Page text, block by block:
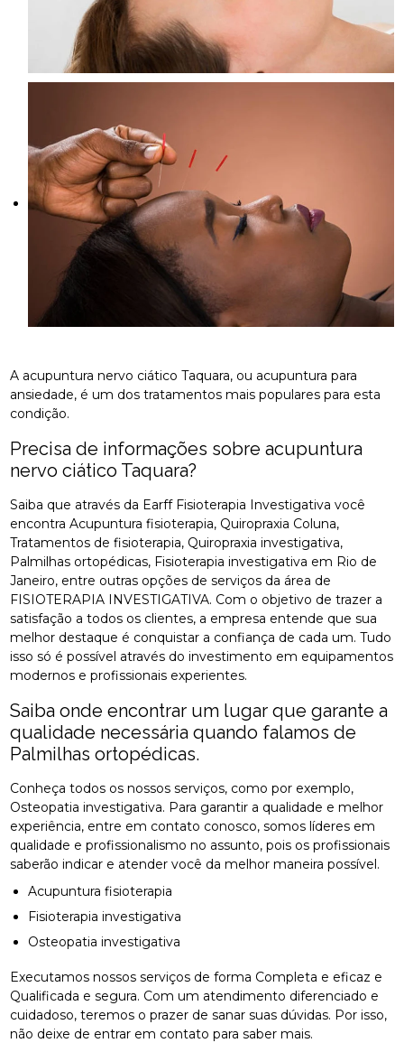
A acupuntura nervo ciático Taquara, ou acupuntura para
ansiedade, é um dos tratamentos mais populares para esta
condição.
Precisa de informações sobre acupuntura
nervo ciático Taquara?
Saiba que através da Earff Fisioterapia Investigativa você
encontra Acupuntura fisioterapia, Quiropraxia Coluna,
Tratamentos de fisioterapia, Quiropraxia investigativa,
Palmilhas ortopédicas, Fisioterapia investigativa em Rio de
Janeiro, entre outras opções de serviços da área de
FISIOTERAPIA INVESTIGATIVA. Com o objetivo de trazer a
satisfação a todos os clientes, a empresa entende que sua
melhor destaque é conquistar a confiança de cada um. Tudo
isso só é possível através do investimento em equipamentos
modernos e profissionais experientes.
Saiba onde encontrar um lugar que garante a
qualidade necessária quando falamos de
Palmilhas ortopédicas.
Conheça todos os nossos serviços, como por exemplo,
Osteopatia investigativa. Para garantir a qualidade e melhor
experiência, entre em contato conosco, somos líderes em
qualidade e profissionalismo no assunto, pois os profissionais
saberão indicar e atender você da melhor maneira possível.
Acupuntura fisioterapia
Fisioterapia investigativa
Osteopatia investigativa
Executamos nossos serviços de forma Completa e eficaz e
Qualificada e segura. Com um atendimento diferenciado e
cuidadoso, teremos o prazer de sanar suas dúvidas. Por isso,
não deixe de entrar em contato para saber mais.